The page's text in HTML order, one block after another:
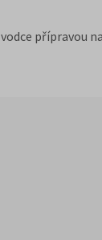
přípravou